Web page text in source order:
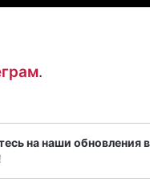
.
на наши обновления в